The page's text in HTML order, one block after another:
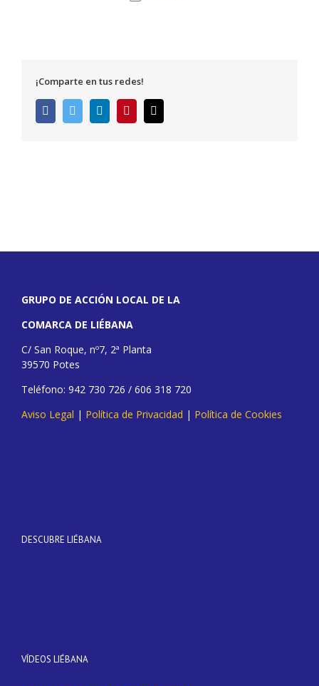
¡Comparte en tus redes!
FacebookTwitter LinkedInPinterest
electrónico
GRUPO DE ACCIÓN LOCAL DE LA
COMARCA DE LIÉBANA
C/ San Roque, nº7, 2ª Planta
39570 Potes
Teléfono: 942 730 726 / 606 318 720
Aviso Legal | Política de Privacidad | Política de Cookies
DESCUBRE LIÉBANA
VÍDEOS LIÉBANA